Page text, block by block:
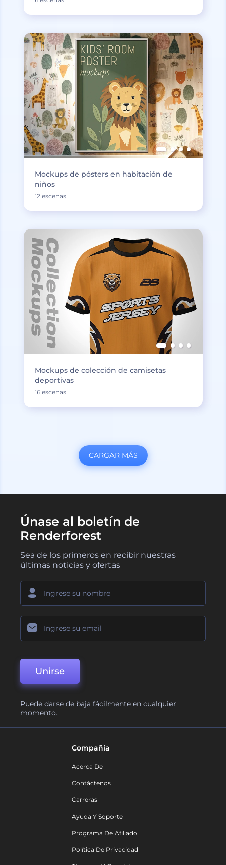
Mockups de pósters en habitación de
niños
12 escenas
Mockups de colección de camisetas
deportivas
16 escenas
CARGAR MÁS
Únase al boletín de
Renderforest
Sea de los primeros en recibir nuestras
últimas noticias y ofertas
Unirse
Puede darse de baja fácilmente en cualquier
momento.
Compañía
Acerca De
Contáctenos
Carreras
Ayuda Y Soporte
Programa De Afiliado
Política De Privacidad